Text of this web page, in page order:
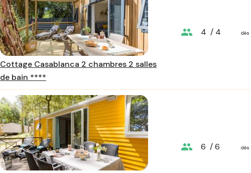
Cottage Casablanca 2 chambres 2 salles
de bain ****
group 4 / 4 dès
group 6 / 6 dès